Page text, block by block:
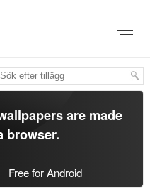
are made
browser.
Free for Android